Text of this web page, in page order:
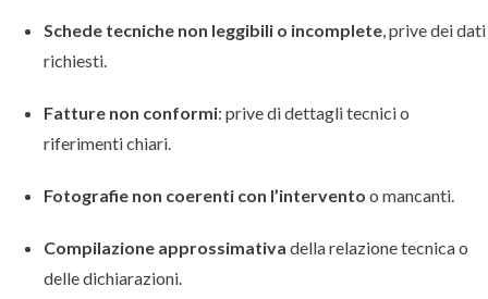
Schede tecniche non leggibili o incomplete, prive dei dati
richiesti.
Fatture non conformi: prive di dettagli tecnici o
riferimenti chiari.
Fotografie non coerenti con l’intervento o mancanti.
Compilazione approssimativa della relazione tecnica o
delle dichiarazioni.